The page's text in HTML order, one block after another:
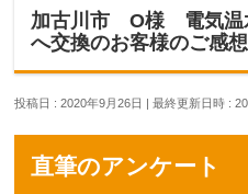
加古川市 O様 電気温
へ交換のお客様のご感想
投稿日 : 2020年9月26日 最終更新日時 :
直筆のアンケート